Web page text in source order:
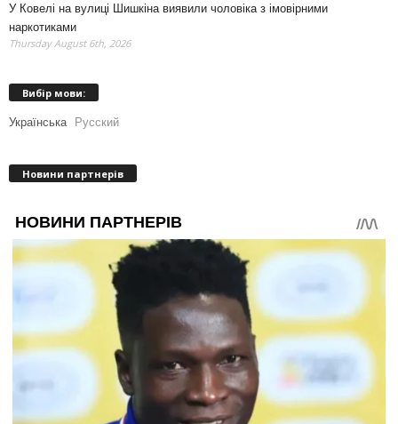
У Ковелі на вулиці Шишкіна виявили чоловіка з імовірними
наркотиками
Thursday August 6th, 2026
Вибір мови:
Українська Русский
Новини партнерів